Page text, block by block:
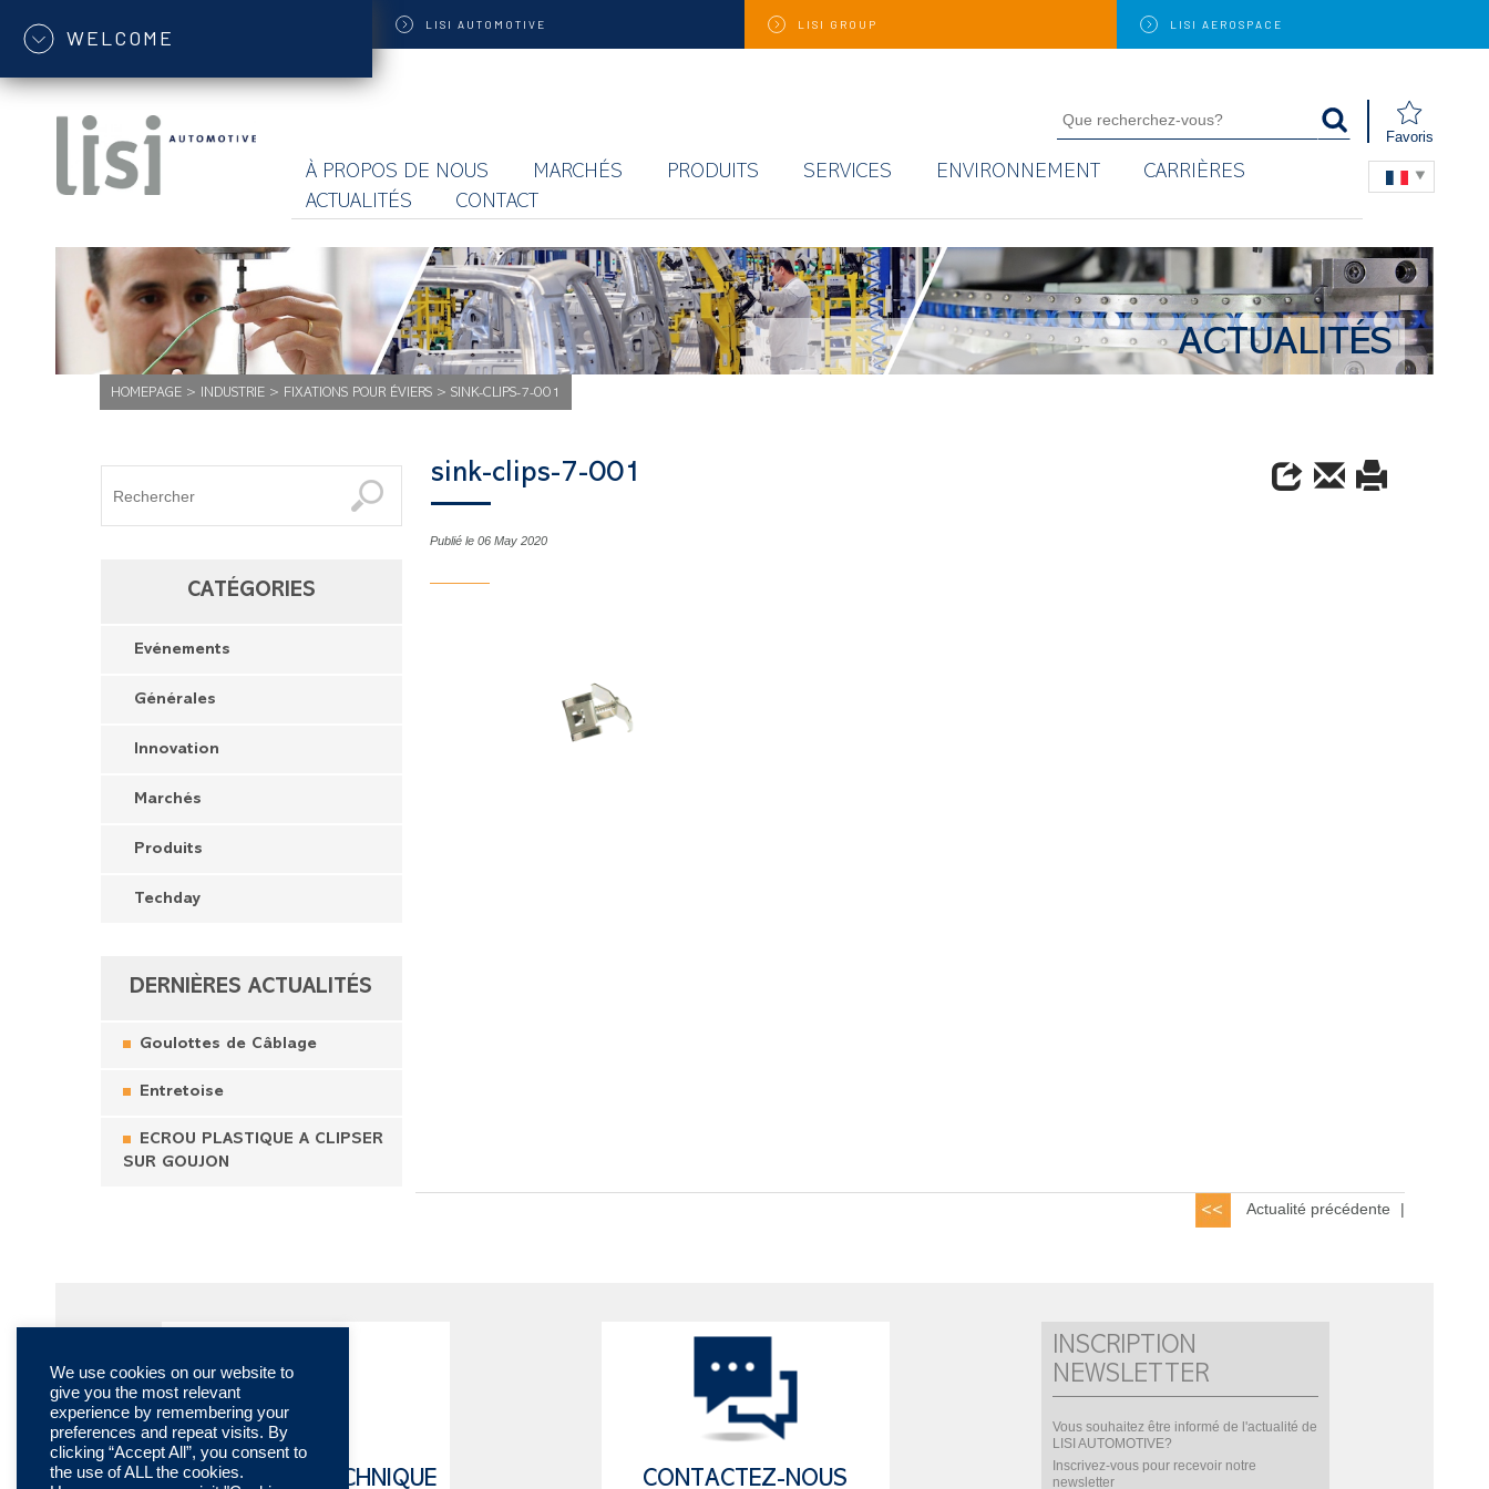
WELCOME
LISI AUTOMOTIVE LISI GROUP LISI AEROSPACE
Favoris
À PROPOS DE NOUS MARCHÉS PRODUITS SERVICES ENVIRONNEMENT
CARRIÈRES
ACTUALITÉS
CONTACT
ACTUALITÉS
HOMEPAGE> INDUSTRIE> FIXATIONS POUR ÉVIERS> SINK-CLIPS-7-001
CATÉGORIES
Evénements
Générales
Innovation
Marchés
Produits
Techday
DERNIÈRES ACTUALITÉS
Goulottes de Câblage
Entretoise
ECROU PLASTIQUE A CLIPSER
SUR GOUJON
sink-clips-7-001
Publié le 06 May 2020
Actualité précédente |
CATALOGUE TECHNIQUE CONTACTEZ-NOUS
INSCRIPTION
NEWSLETTER
Vous souhaitez être informé de l'actualité de
LISI AUTOMOTIVE?
Inscrivez-vous pour recevoir notre
newsletter
We use cookies on our website to
give you the most relevant
experience by remembering your
preferences and repeat visits. By
clicking “Accept All”, you consent to
the use of ALL the cookies.